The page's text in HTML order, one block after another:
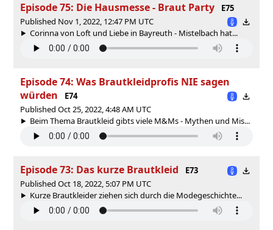
Episode 75: Die Hausmesse - Braut Party
E75
Published Nov 1, 2022, 12:47 PM UTC
Corinna von Loft und Liebe in Bayreuth - Mistelbach hat...
Episode 74: Was Brautkleidprofis NIE sagen
würden
E74
Published Oct 25, 2022, 4:48 AM UTC
Beim Thema Brautkleid gibts viele M&Ms - Mythen und Mis...
Episode 73: Das kurze Brautkleid
E73
Published Oct 18, 2022, 5:07 PM UTC
Kurze Brautkleider ziehen sich durch die Modegeschichte...